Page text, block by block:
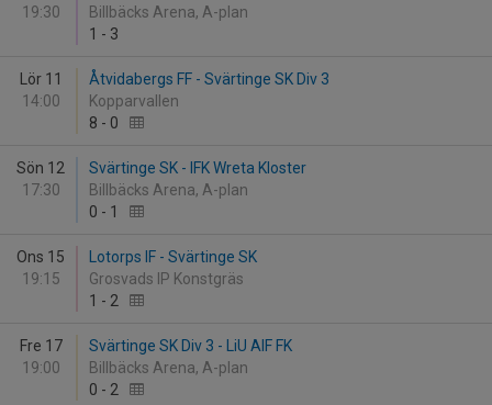
19:30
Billbäcks Arena, A-plan
1 - 3
Lör 11
14:00
Åtvidabergs FF - Svärtinge SK Div 3
Kopparvallen
8 - 0
Sön 12
17:30
Svärtinge SK - IFK Wreta Kloster
Billbäcks Arena, A-plan
0 - 1
Ons 15
19:15
Lotorps IF - Svärtinge SK
Grosvads IP Konstgräs
1 - 2
Fre 17
19:00
Svärtinge SK Div 3 - LiU AIF FK
Billbäcks Arena, A-plan
0 - 2